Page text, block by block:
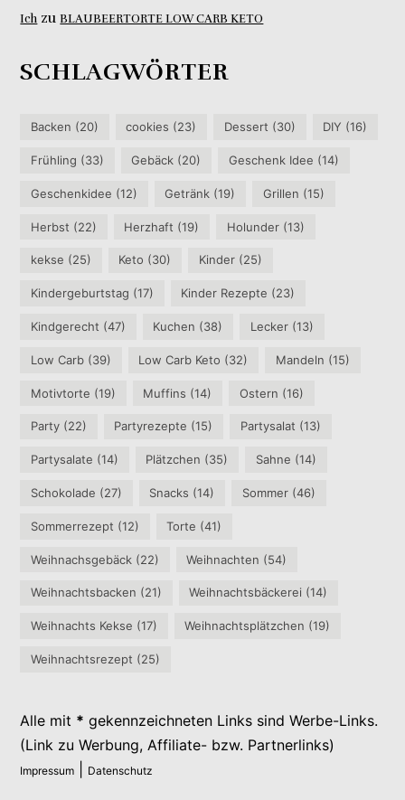
Ich zuBLAUBEERTORTE LOW CARB KETO
SCHLAGWÖRTER
Backen (20) cookies (23) Dessert (30) DIY (16)
Frühling (33) Gebäck (20) Geschenk Idee (14)
Geschenkidee (12) Getränk (19) Grillen (15)
Herbst (22) Herzhaft (19) Holunder(13)
kekse (25) Keto (30) Kinder(25)
Kindergeburtstag (17) Kinder Rezepte (23)
Kindgerecht (47) Kuchen (38) Lecker(13)
Low Carb (39) Low Carb Keto (32) Mandeln (15)
Motivtorte (19) Muffins (14) Ostern (16)
Party (22) Partyrezepte (15) Partysalat (13)
Partysalate (14) Plätzchen (35) Sahne (14)
Schokolade (27) Snacks (14) Sommer(46)
Sommerrezept (12) Torte (41)
Weihnachsgebäck (22) Weihnachten (54)
Weihnachtsbacken (21) Weihnachtsbäckerei (14)
Weihnachts Kekse (17) Weihnachtsplätzchen (19)
Weihnachtsrezept (25)
Alle mit * gekennzeichneten Links sind Werbe-Links.
(Link zu Werbung, Affiliate- bzw. Partnerlinks)
Impressum Datenschutz